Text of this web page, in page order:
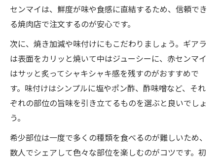
センマイは、鮮度が味や食感に直結するため、信頼でき
る焼肉店で注文するのが安心です。
次に、焼き加減や味付けにもこだわりましょう。ギアラ
は表面をカリッと焼いて中はジューシーに、赤センマイ
はサッと炙ってシャキシャキ感を残すのがおすすめで
す。味付けはシンプルに塩やポン酢、酢味噌など、それ
ぞれの部位の旨味を引き立てるものを選ぶと良いでしょ
う。
希少部位は一度で多くの種類を食べるのが難しいため、
数人でシェアして色々な部位を楽しむのがコツです。初